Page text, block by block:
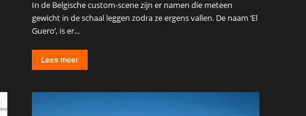
In de Belgische custom-scene zijn er namen die meteen
gewicht in de schaal leggen zodra ze ergens vallen. De naam ‘El
Guero’, is er...
Lees meer